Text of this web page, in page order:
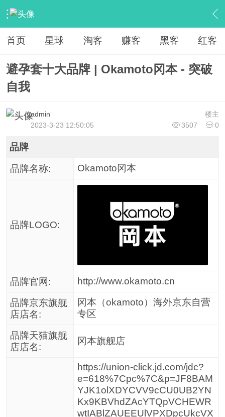
› 淘客联盟の品牌库 › 计生情趣 › 避孕套 › 内容
首页 星球 淘客 赚客 黑客 红客
避孕套十大品牌 | Okamoto冈本 - 突破
自我
楼主
admin
3507
0
2023-3-23 12:50:05
品牌
品牌名称: Okamoto冈本
品牌LOGO:
品牌官网: http://www.okamoto.cn
品牌京东旗舰
店店名:
冈本（okamoto）海外京东自营
专区
品牌天猫旗舰
店店名:
冈本旗舰店
https://union-click.jd.com/jdc?
e=618%7Cpc%7C&p=JF8BAM
YJK1olXDYCVV9cCU0UB2YN
Kx9KBVhdZAcYTQpVCHEWR
wtIABlZAUEEUlVPXDpcUkcVX